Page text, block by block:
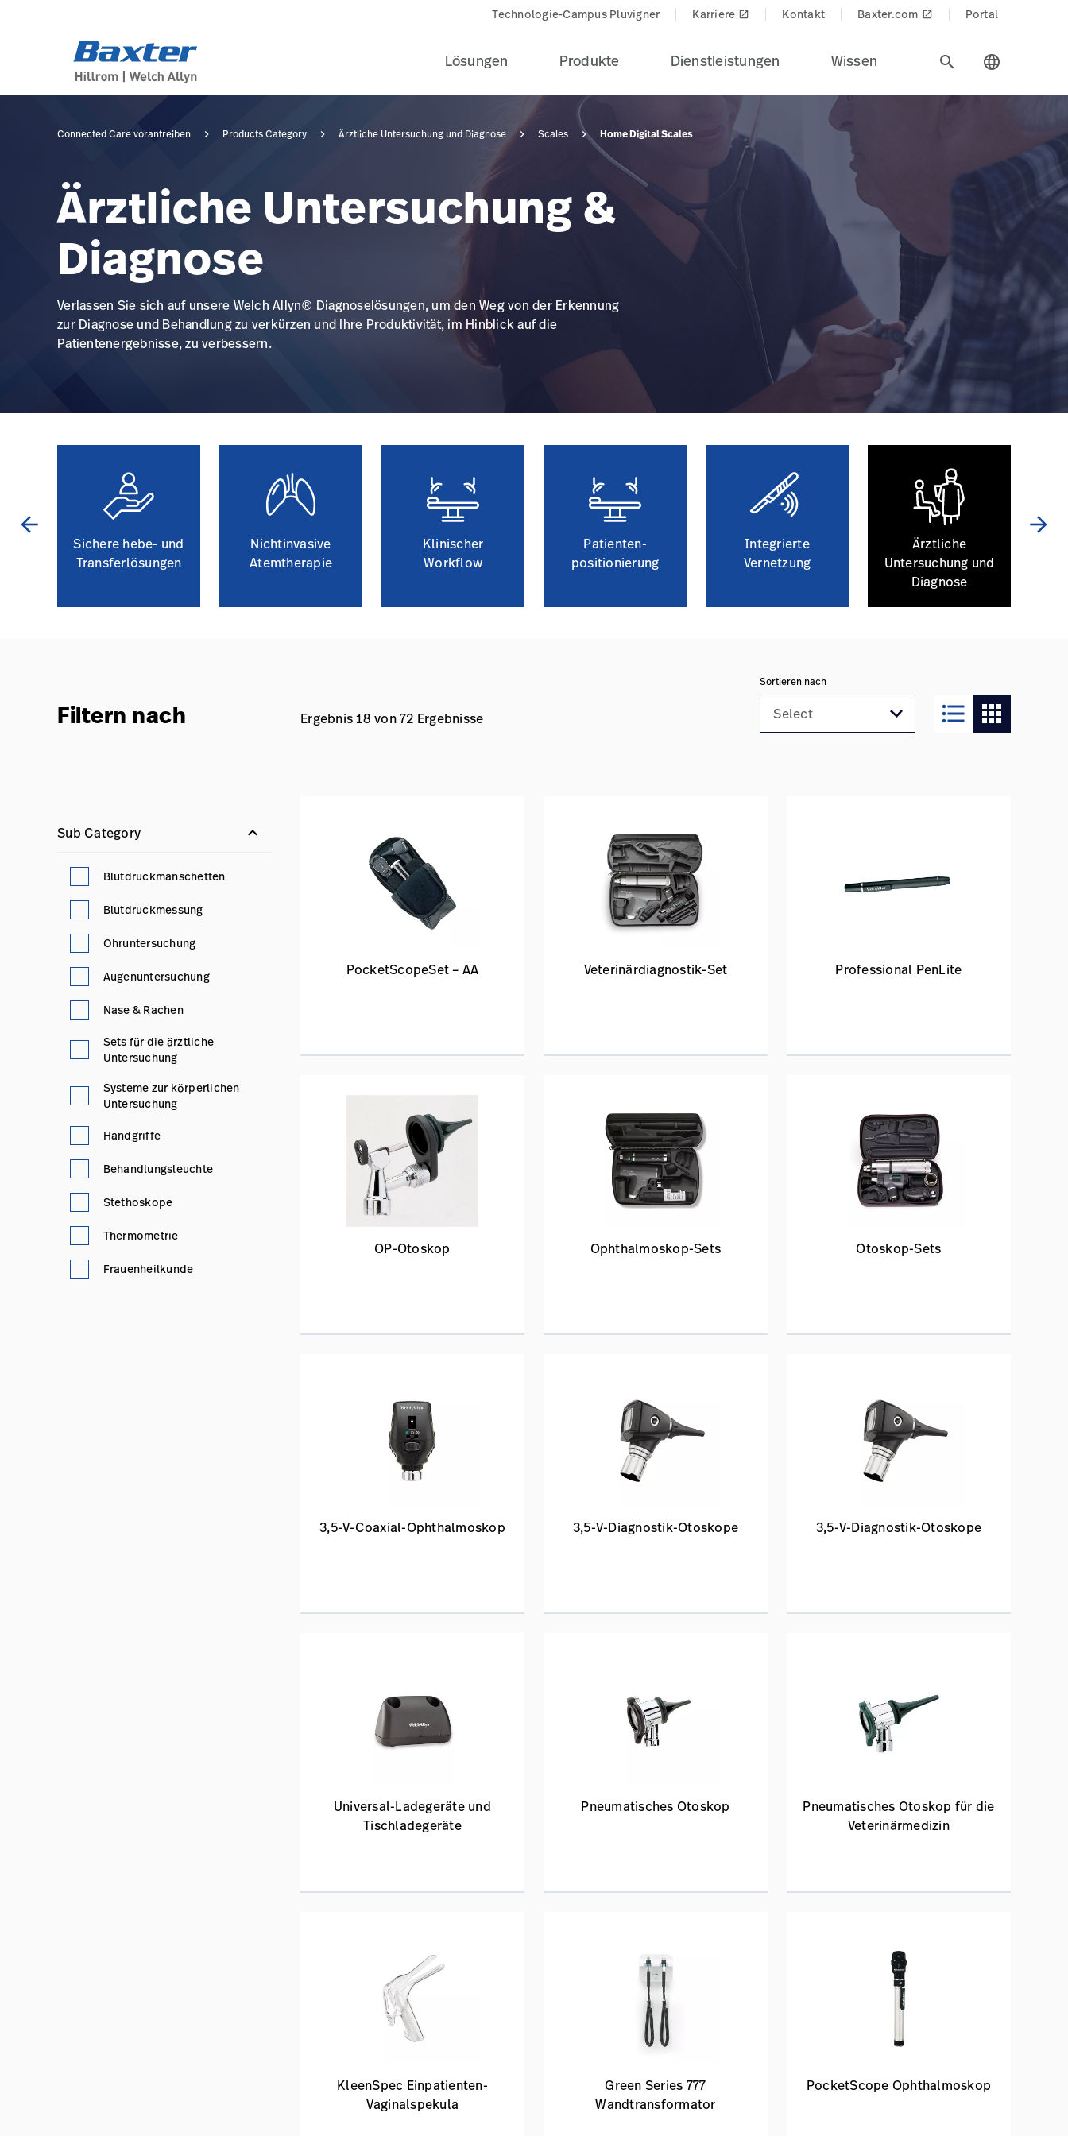
Technologie-Campus Pluvigner Karriere launch Kontakt Baxter.com launch Portal
Lösungen Produkte Dienstleistungen Wissen search language
Connected Care vorantreiben Products Category Ärztliche Untersuchung und Diagnose Scales Home Digital Scales
Ärztliche Untersuchung &
Diagnose
Verlassen Sie sich auf unsere Welch Allyn® Diagnoselösungen, um den Weg von der Erkennung
zur Diagnose und Behandlung zu verkürzen und Ihre Produktivität, im Hinblick auf die
Patientenergebnisse, zu verbessern.
arrow_back
Sichere hebe- und
Transferlösungen
Nichtinvasive
Atemtherapie
Klinischer
Workflow
Patienten-
positionierung
Integrierte
Vernetzung
Ärztliche
Untersuchung und
Diagnose
arrow_forward
Filtern nach
Sub Category keyboard_arrow_down
Blutdruckmanschetten
Blutdruckmessung
Ohruntersuchung
Augenuntersuchung
Nase & Rachen
Sets für die ärztliche
Untersuchung
Systeme zur körperlichen
Untersuchung
Handgriffe
Behandlungsleuchte
Stethoskope
Thermometrie
Frauenheilkunde
Ergebnis 18 von 72 Ergebnisse
Sortieren nach
format_list_bulleted apps
PocketScopeSet – AA Veterinärdiagnostik-Set Professional PenLite
OP-Otoskop Ophthalmoskop-Sets Otoskop-Sets
3,5-V-Coaxial-Ophthalmoskop 3,5-V-Diagnostik-Otoskope 3,5-V-Diagnostik-Otoskope
Universal-Ladegeräte und
Tischladegeräte
Pneumatisches Otoskop
Pneumatisches Otoskop für die
Veterinärmedizin
KleenSpec Einpatienten-
Vaginalspekula
Green Series 777
Wandtransformator
PocketScope Ophthalmoskop